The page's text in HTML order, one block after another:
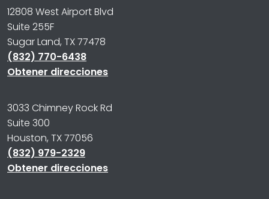
12808 West Airport Blvd
Suite 255F
Sugar Land, TX 77478
(832) 770-6438
Obtener direcciones
3033 Chimney Rock Rd
Suite 300
Houston, TX 77056
(832) 979-2329
Obtener direcciones